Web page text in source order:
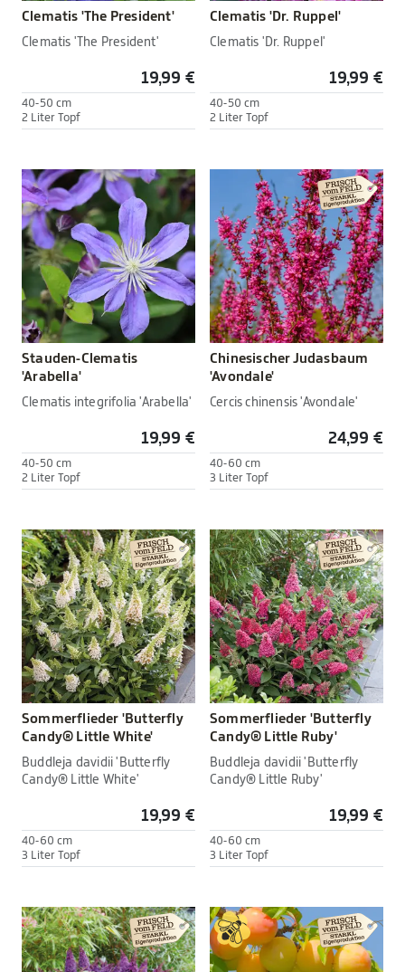
Clematis 'The President'
Clematis 'The President'
19,99 €
40-50 cm
2 Liter Topf
Clematis 'Dr. Ruppel'
Clematis 'Dr. Ruppel'
19,99 €
40-50 cm
2 Liter Topf
Stauden-Clematis
'Arabella'
Clematis integrifolia 'Arabella'
19,99 €
40-50 cm
2 Liter Topf
Chinesischer Judasbaum
'Avondale'
Cercis chinensis 'Avondale'
24,99 €
40-60 cm
3 Liter Topf
Sommerflieder 'Butterfly
Candy® Little White'
Buddleja davidii 'Butterfly
Candy® Little White'
19,99 €
40-60 cm
3 Liter Topf
Sommerflieder 'Butterfly
Candy® Little Ruby'
Buddleja davidii 'Butterfly
Candy® Little Ruby'
19,99 €
40-60 cm
3 Liter Topf